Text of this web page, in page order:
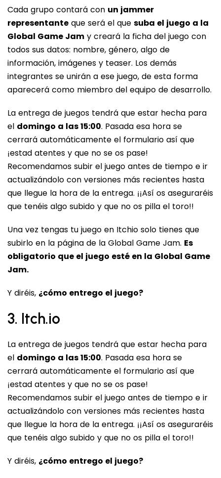
Cada grupo contará con un jammer
representante que será el que suba el juego a la
Global Game Jam y creará la ficha del juego con
todos sus datos: nombre, género, algo de
información, imágenes y teaser. Los demás
integrantes se unirán a ese juego, de esta forma
aparecerá como miembro del equipo de desarrollo.
La entrega de juegos tendrá que estar hecha para
el domingo a las 15:00. Pasada esa hora se
cerrará automáticamente el formulario así que
¡estad atentes y que no se os pase!
Recomendamos subir el juego antes de tiempo e ir
actualizándolo con versiones más recientes hasta
que llegue la hora de la entrega. ¡¡Así os aseguraréis
que tenéis algo subido y que no os pilla el toro!!
Una vez tengas tu juego en Itchio solo tienes que
subirlo en la página de la Global Game Jam. Es
obligatorio que el juego esté en la Global Game
Jam.
Y diréis, ¿cómo entrego el juego?
3. Itch.io
La entrega de juegos tendrá que estar hecha para
el domingo a las 15:00. Pasada esa hora se
cerrará automáticamente el formulario así que
¡estad atentes y que no se os pase!
Recomendamos subir el juego antes de tiempo e ir
actualizándolo con versiones más recientes hasta
que llegue la hora de la entrega. ¡¡Así os aseguraréis
que tenéis algo subido y que no os pilla el toro!!
Y diréis, ¿cómo entrego el juego?